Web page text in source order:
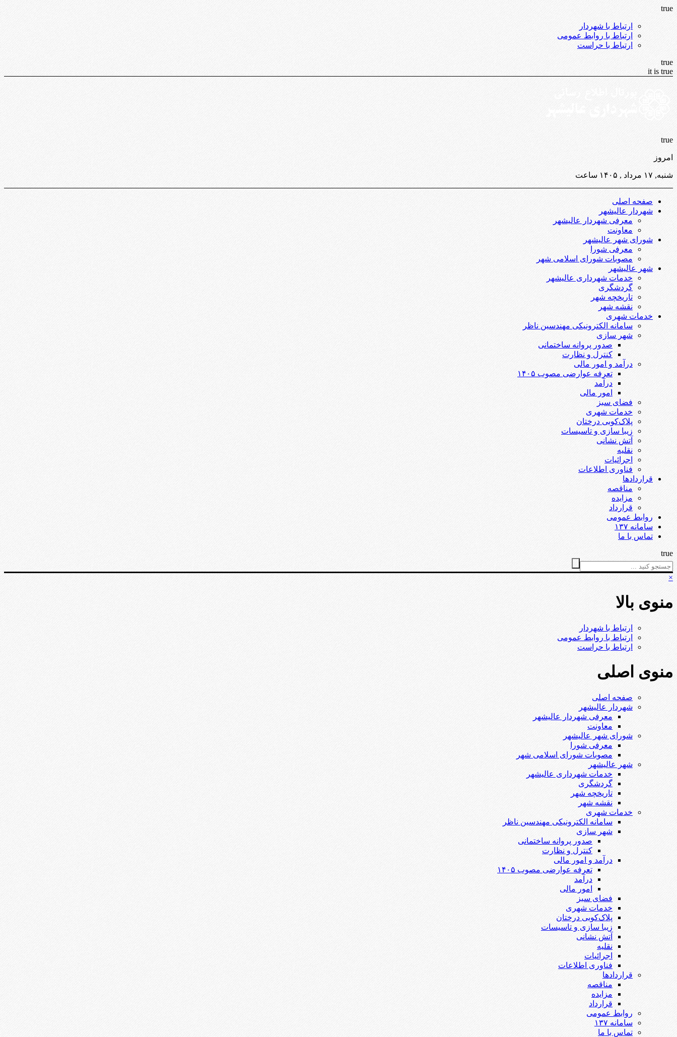
true
ارتباط با شهردار
ارتباط با روابط عمومی
ارتباط با حراست
true
it is true
true
امروز
شنبه, ۱۷ مرداد , ۱۴۰۵ ساعت
صفحه اصلی
شهردار عالیشهر
معرفی شهردار عالیشهر
معاونت
شورای شهر عالیشهر
معرفی شورا
مصوبات شورای اسلامی شهر
شهر عالیشهر
خدمات شهرداری عالیشهر
گردشگری
تاریخچه شهر
نقشه شهر
خدمات شهری
سامانه الکترونیکی مهندسین ناظر
شهر سازی
صدور پروانه ساختمانی
کنترل و نظارت
درآمد و امور مالی
تعرفه عوارضی مصوب ۱۴۰۵
درآمد
امور مالی
فضای سبز
خدمات شهری
پلاک‌کوبی درختان
زیبا سازی و تاسیسات
آتش نشانی
نقلیه
اجرائیات
فناوری اطلاعات
قراردادها
مناقصه
مزایده
قرارداد
روابط عمومی
سامانه ۱۳۷
تماس با ما
true
×
منوی بالا
ارتباط با شهردار
ارتباط با روابط عمومی
ارتباط با حراست
منوی اصلی
صفحه اصلی
شهردار عالیشهر
معرفی شهردار عالیشهر
معاونت
شورای شهر عالیشهر
معرفی شورا
مصوبات شورای اسلامی شهر
شهر عالیشهر
خدمات شهرداری عالیشهر
گردشگری
تاریخچه شهر
نقشه شهر
خدمات شهری
سامانه الکترونیکی مهندسین ناظر
شهر سازی
صدور پروانه ساختمانی
کنترل و نظارت
درآمد و امور مالی
تعرفه عوارضی مصوب ۱۴۰۵
درآمد
امور مالی
فضای سبز
خدمات شهری
پلاک‌کوبی درختان
زیبا سازی و تاسیسات
آتش نشانی
نقلیه
اجرائیات
فناوری اطلاعات
قراردادها
مناقصه
مزایده
قرارداد
روابط عمومی
سامانه ۱۳۷
تماس با ما